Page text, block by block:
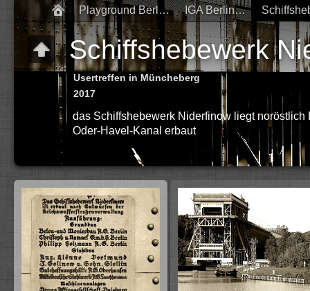
Playground Berlin 2017 IGA Berlin 2017
Schiffshebewerk
Usertreffen in Müncheberg
2017
das Schiffshebewerk Niderfinow liegt
Oder-Havel-Kanal erbaut